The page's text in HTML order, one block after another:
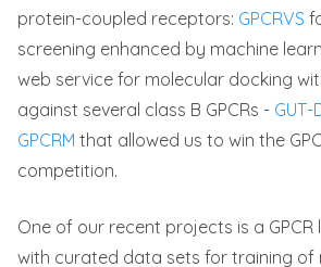
protein-coupled receptors: GPCRVS
screening enhanced by machine
web service for molecular docking
against several class B GPCRs - GUT-
GPCRM that allowed us to win the
competition.
One of our recent projects is a
with curated data sets for training of